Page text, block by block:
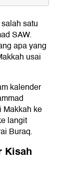
Isra
satu
SAW.
apa yang
usai
kalender
Makkah ke
langit
Buraq.
Kisah